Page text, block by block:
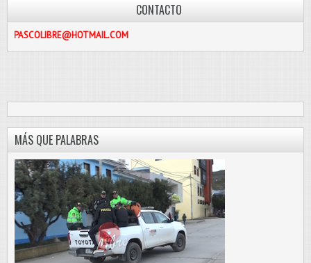
CONTACTO
MÁS QUE PALABRAS